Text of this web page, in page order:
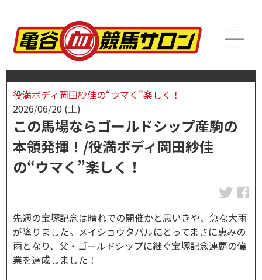
役満ボディ岡田紗佳の“ウマく”楽しく！
2026/06/20 (土)
この馬場ならゴールドシップ産駒の
本領発揮！/役満ボディ岡田紗佳
の“ウマく”楽しく！
先週の宝塚記念は晴れでの開催かと思いきや、急な大雨
が降りました。メイショウタバルにとってまさに恵みの
雨となり、父・ゴールドシップに継ぐ宝塚記念連覇の偉
業を達成しました！